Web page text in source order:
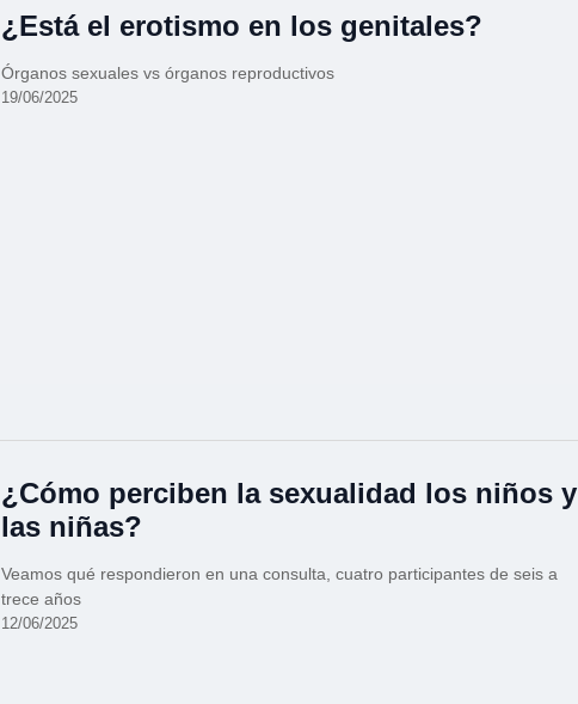
¿Está el erotismo en los genitales?
Órganos sexuales vs órganos reproductivos
19/06/2025
¿Cómo perciben la sexualidad los niños y
las niñas?
Veamos qué respondieron en una consulta, cuatro participantes de seis a
trece años
12/06/2025